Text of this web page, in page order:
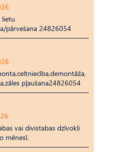
lietu
pārvešana 24826054
pļaušana24826054
vai divistabas dzīvokli
mēnesī.